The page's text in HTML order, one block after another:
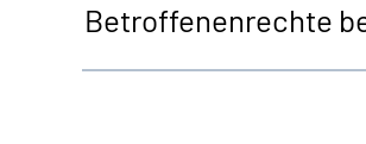
Betroffenenrechte